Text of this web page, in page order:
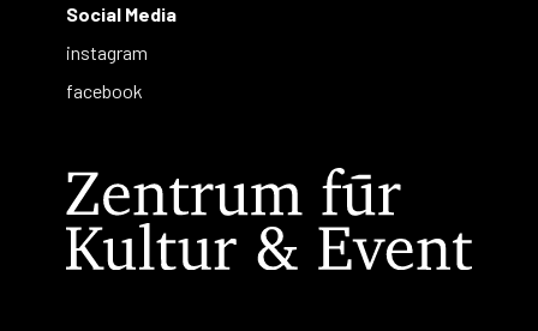
Social Media
instagram
facebook